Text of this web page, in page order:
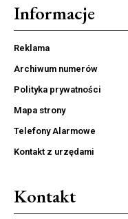
Informacje
Reklama
Archiwum numerów
Polityka prywatności
Mapa strony
Telefony Alarmowe
Kontakt z urzędami
Kontakt